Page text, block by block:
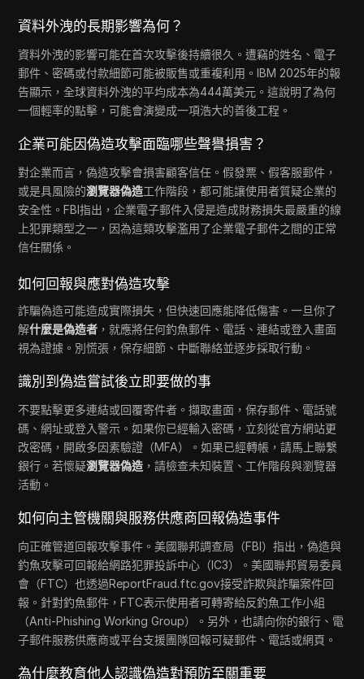
資料外洩的長期影響為何？
資料外洩的影響可能在首次攻擊後持續很久。遭竊的姓名、電子
郵件、密碼或付款細節可能被販售或重複利用。IBM 2025年的報
告顯示，全球資料外洩的平均成本為444萬美元。這說明了為何
一個輕率的點擊，可能會演變成一項浩大的善後工程。
企業可能因偽造攻擊面臨哪些聲譽損害？
對企業而言，偽造攻擊會損害顧客信任。假發票、假客服郵件，
或是具風險的瀏覽器偽造工作階段，都可能讓使用者質疑企業的
安全性。FBI指出，企業電子郵件入侵是造成財務損失最嚴重的線
上犯罪類型之一，因為這類攻擊濫用了企業電子郵件之間的正常
信任關係。
如何回報與應對偽造攻擊
詐騙偽造可能造成實際損失，但快速回應能降低傷害。一旦你了
解什麼是偽造者 ，就應將任何釣魚郵件、電話、連結或登入畫面
視為證據。別慌張，保存細節、中斷聯絡並逐步採取行動。
識別到偽造嘗試後立即要做的事
不要點擊更多連結或回覆寄件者。擷取畫面，保存郵件、電話號
碼、網址或登入警示。如果你已經輸入密碼，立刻從官方網站更
改密碼，開啟多因素驗證（MFA）。如果已經轉帳，請馬上聯繫
銀行。若懷疑瀏覽器偽造 ，請檢查未知裝置、工作階段與瀏覽器
活動。
如何向主管機關與服務供應商回報偽造事件
向正確管道回報攻擊事件。美國聯邦調查局（FBI）指出，偽造與
釣魚攻擊可回報給網路犯罪投訴中心（IC3）。美國聯邦貿易委員
會（FTC）也透過ReportFraud.ftc.gov接受詐欺與詐騙案件回
報。針對釣魚郵件，FTC表示使用者可轉寄給反釣魚工作小組
（Anti-Phishing Working Group）。另外，也請向你的銀行、電
子郵件服務供應商或平台支援團隊回報可疑郵件、電話或網頁。
為什麼教育他人認識偽造對預防至關重要